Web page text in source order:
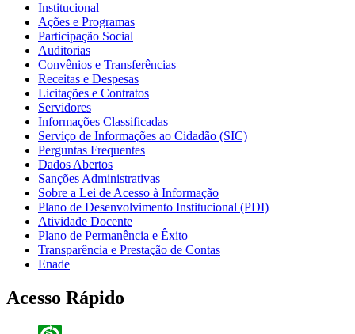
Institucional
Ações e Programas
Participação Social
Auditorias
Convênios e Transferências
Receitas e Despesas
Licitações e Contratos
Servidores
Informações Classificadas
Serviço de Informações ao Cidadão (SIC)
Perguntas Frequentes
Dados Abertos
Sanções Administrativas
Sobre a Lei de Acesso à Informação
Plano de Desenvolvimento Institucional (PDI)
Atividade Docente
Plano de Permanência e Êxito
Transparência e Prestação de Contas
Enade
Acesso Rápido